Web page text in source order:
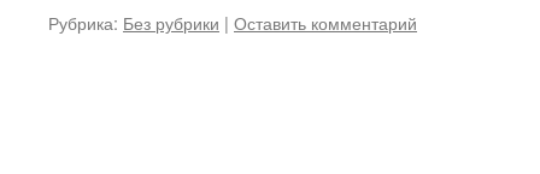
Рубрика: Без рубрики | Оставить комментарий